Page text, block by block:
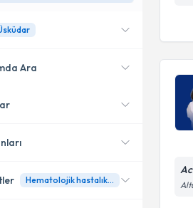
Ara
yakın uzmanları
- İç Hastalıkları Hematolojik hastalıklar (anemi, vitamin eksiklikleri, pıhtılaşma bozuklukları)